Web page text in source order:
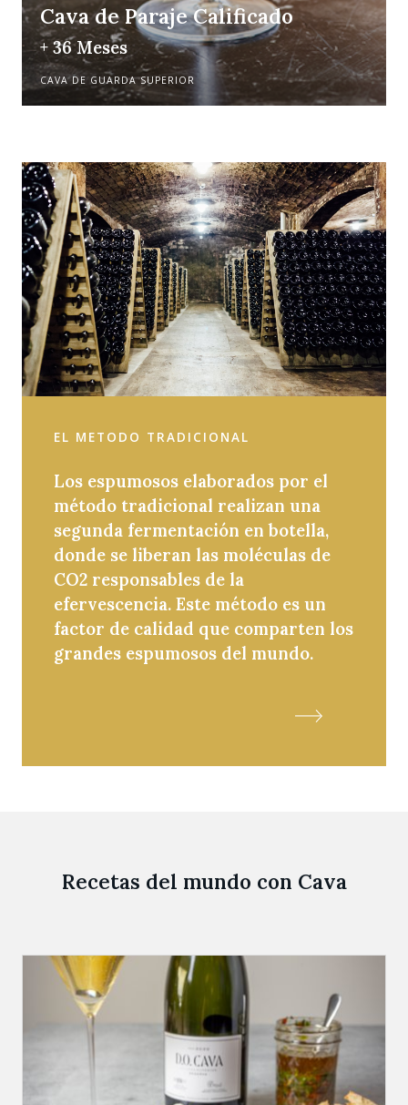
Cava de Paraje Calificado
+ 36 Meses
CAVA DE GUARDA SUPERIOR
EL METODO TRADICIONAL
Los espumosos elaborados por el
método tradicional realizan una
segunda fermentación en botella,
donde se liberan las moléculas de
CO2 responsables de la
efervescencia. Este método es un
factor de calidad que comparten los
grandes espumosos del mundo.
Recetas del mundo con Cava